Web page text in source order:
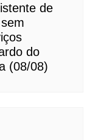
de
do
(08/08)